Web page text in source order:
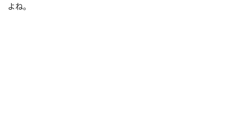
よね。